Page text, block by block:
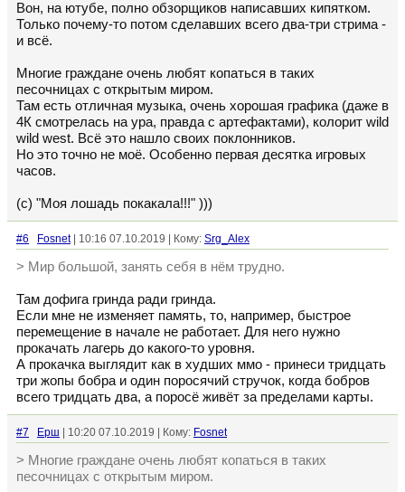
Вон, на ютубе, полно обзорщиков написавших кипятком.
Только почему-то потом сделавших всего два-три стрима -
и всё.
Многие граждане очень любят копаться в таких
песочницах с открытым миром.
Там есть отличная музыка, очень хорошая графика (даже в
4К смотрелась на ура, правда с артефактами), колорит wild
wild west. Всё это нашло своих поклонников.
Но это точно не моё. Особенно первая десятка игровых
часов.
(с) "Моя лошадь покакала!!!" )))
#6 Fosnet| 10:16 07.10.2019 | Кому: Srg_Alex
> Мир большой, занять себя в нём трудно.
Там дофига гринда ради гринда.
Если мне не изменяет память, то, например, быстрое
перемещение в начале не работает. Для него нужно
прокачать лагерь до какого-то уровня.
А прокачка выглядит как в худших ммо - принеси тридцать
три жопы бобра и один поросячий стручок, когда бобров
всего тридцать два, а поросё живёт за пределами карты.
#7 Ерш | 10:20 07.10.2019 | Кому: Fosnet
> Многие граждане очень любят копаться в таких
песочницах с открытым миром.